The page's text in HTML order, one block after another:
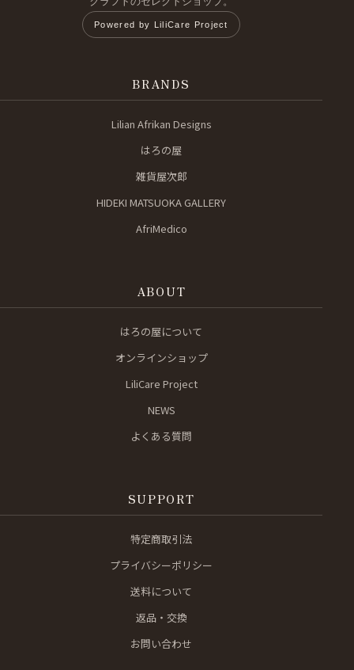
Powered by LiliCare Project
BRANDS
Lilian Afrikan Designs
はろの屋
雑貨屋次郎
HIDEKI MATSUOKA GALLERY
AfriMedico
ABOUT
はろの屋について
オンラインショップ
LiliCare Project
NEWS
よくある質問
SUPPORT
特定商取引法
プライバシーポリシー
送料について
返品・交換
お問い合わせ